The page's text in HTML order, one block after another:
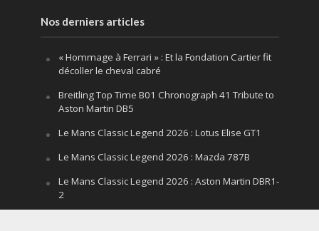
Nos derniers articles
« Hommage à Ferrari » : Et la Fondation Cartier fit
décoller le cheval cabré
Breitling Top Time B01 Chronograph 41 Tribute to
Aston Martin DB5
Le Mans Classic Legend 2026 : Lotus Elise GT1
Le Mans Classic Legend 2026 : Mazda 787B
Le Mans Classic Legend 2026 : Aston Martin DBR1-
2